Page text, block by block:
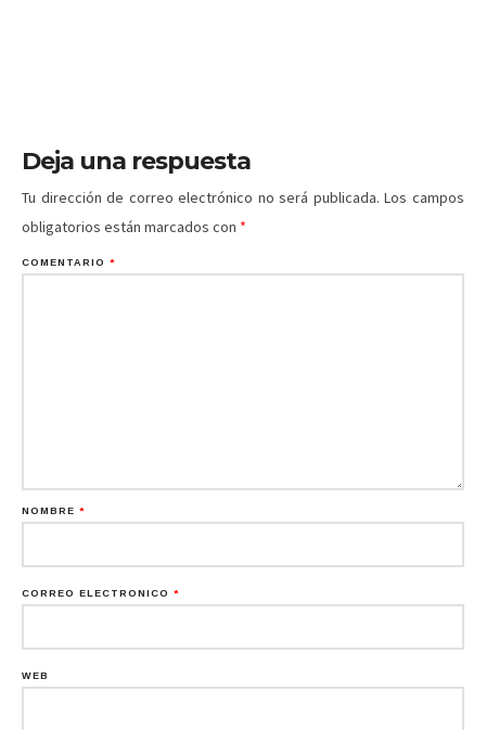
Deja una respuesta
Tu dirección de correo electrónico no será publicada. Los campos
obligatorios están marcados con *
COMENTARIO *
NOMBRE *
CORREO ELECTRÓNICO *
WEB